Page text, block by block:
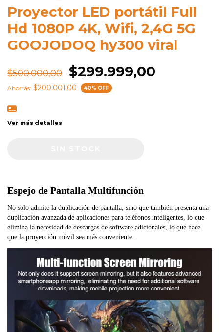
Proyector LED portátil Full
Hd 1080P 4K, Wifi, 2,4G 5G
GOOJODOQ hy300 viral
$500.000,00 $299.999,00
Ahorrás: $200.001,00 40% OFF
Ver más detalles
Espejo de Pantalla Multifunción
No solo admite la duplicación de pantalla, sino que también presenta una
duplicación avanzada de aplicaciones para teléfonos inteligentes, lo que
elimina la necesidad de descargas de software adicionales, lo que hace
que la proyección móvil sea más conveniente.